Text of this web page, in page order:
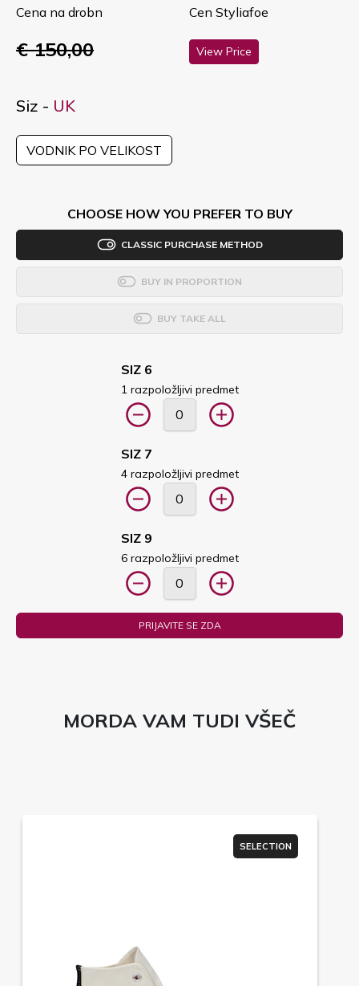
Cena na drobn
€ 150,00
Cen Styliafoe
View Price
Siz - UK
VODNIK PO VELIKOST
CHOOSE HOW YOU PREFER TO BUY
CLASSIC PURCHASE METHOD
BUY IN PROPORTION
BUY TAKE ALL
SIZ 6
1 razpoložljivi predmet
SIZ 7
4 razpoložljivi predmet
SIZ 9
6 razpoložljivi predmet
PRIJAVITE SE ZDA
MORDA VAM TUDI VŠEČ
SELECTION